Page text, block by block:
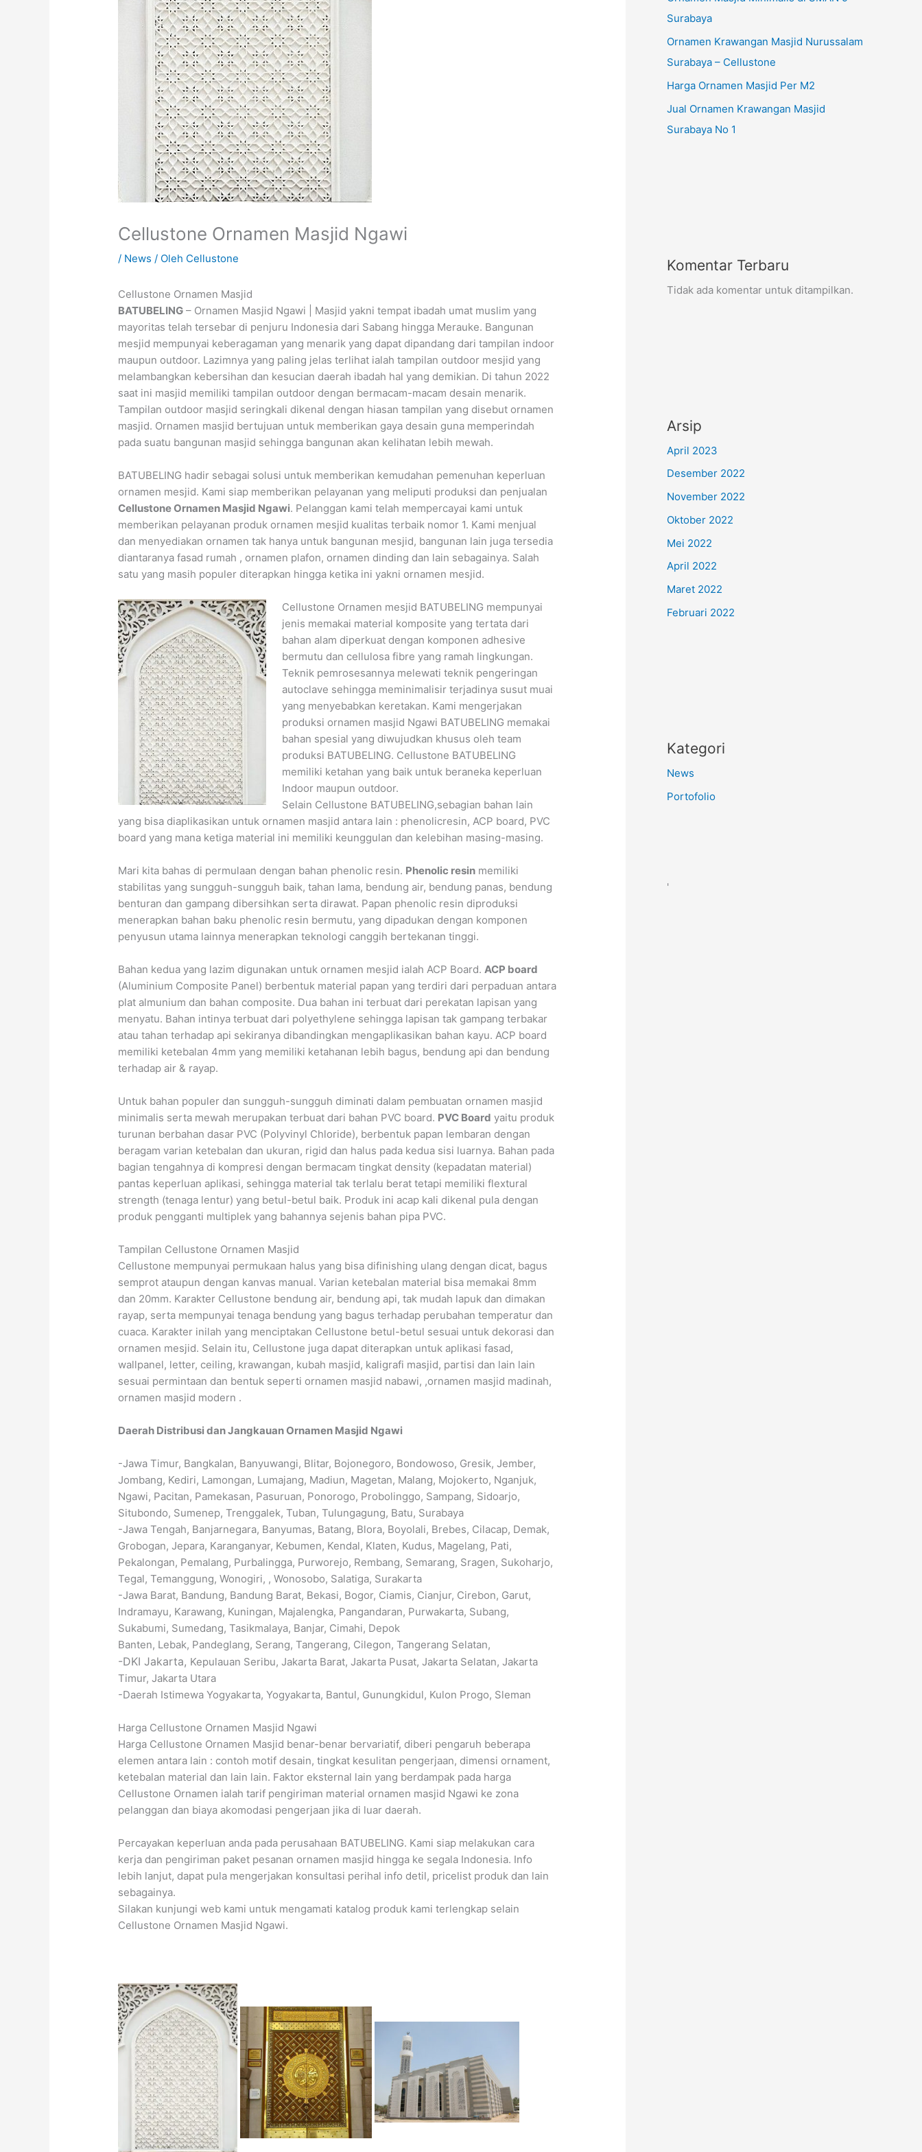
Cellustone Ornamen Masjid Ngawi
/ News / Oleh Cellustone
Cellustone Ornamen Masjid
BATUBELING – Ornamen Masjid Ngawi | Masjid yakni tempat ibadah umat muslim yang
mayoritas telah tersebar di penjuru Indonesia dari Sabang hingga Merauke. Bangunan
mesjid mempunyai keberagaman yang menarik yang dapat dipandang dari tampilan indoor
maupun outdoor. Lazimnya yang paling jelas terlihat ialah tampilan outdoor mesjid yang
melambangkan kebersihan dan kesucian daerah ibadah hal yang demikian. Di tahun 2022
saat ini masjid memiliki tampilan outdoor dengan bermacam-macam desain menarik.
Tampilan outdoor masjid seringkali dikenal dengan hiasan tampilan yang disebut ornamen
masjid. Ornamen masjid bertujuan untuk memberikan gaya desain guna memperindah
pada suatu bangunan masjid sehingga bangunan akan kelihatan lebih mewah.
BATUBELING hadir sebagai solusi untuk memberikan kemudahan pemenuhan keperluan
ornamen mesjid. Kami siap memberikan pelayanan yang meliputi produksi dan penjualan
Cellustone Ornamen Masjid Ngawi. Pelanggan kami telah mempercayai kami untuk
memberikan pelayanan produk ornamen mesjid kualitas terbaik nomor 1. Kami menjual
dan menyediakan ornamen tak hanya untuk bangunan mesjid, bangunan lain juga tersedia
diantaranya fasad rumah , ornamen plafon, ornamen dinding dan lain sebagainya. Salah
satu yang masih populer diterapkan hingga ketika ini yakni ornamen mesjid.
Cellustone Ornamen mesjid BATUBELING mempunyai
jenis memakai material komposite yang tertata dari
bahan alam diperkuat dengan komponen adhesive
bermutu dan cellulosa fibre yang ramah lingkungan.
Teknik pemrosesannya melewati teknik pengeringan
autoclave sehingga meminimalisir terjadinya susut muai
yang menyebabkan keretakan. Kami mengerjakan
produksi ornamen masjid Ngawi BATUBELING memakai
bahan spesial yang diwujudkan khusus oleh team
produksi BATUBELING. Cellustone BATUBELING
memiliki ketahan yang baik untuk beraneka keperluan
Indoor maupun outdoor.
Selain Cellustone BATUBELING,sebagian bahan lain
yang bisa diaplikasikan untuk ornamen masjid antara lain : phenolicresin, ACP board, PVC
board yang mana ketiga material ini memiliki keunggulan dan kelebihan masing-masing.
Mari kita bahas di permulaan dengan bahan phenolic resin. Phenolic resin memiliki
stabilitas yang sungguh-sungguh baik, tahan lama, bendung air, bendung panas, bendung
benturan dan gampang dibersihkan serta dirawat. Papan phenolic resin diproduksi
menerapkan bahan baku phenolic resin bermutu, yang dipadukan dengan komponen
penyusun utama lainnya menerapkan teknologi canggih bertekanan tinggi.
Bahan kedua yang lazim digunakan untuk ornamen mesjid ialah ACP Board. ACP board
(Aluminium Composite Panel) berbentuk material papan yang terdiri dari perpaduan antara
plat almunium dan bahan composite. Dua bahan ini terbuat dari perekatan lapisan yang
menyatu. Bahan intinya terbuat dari polyethylene sehingga lapisan tak gampang terbakar
atau tahan terhadap api sekiranya dibandingkan mengaplikasikan bahan kayu. ACP board
memiliki ketebalan 4mm yang memiliki ketahanan lebih bagus, bendung api dan bendung
terhadap air & rayap.
Untuk bahan populer dan sungguh-sungguh diminati dalam pembuatan ornamen masjid
minimalis serta mewah merupakan terbuat dari bahan PVC board. PVC Board yaitu produk
turunan berbahan dasar PVC (Polyvinyl Chloride), berbentuk papan lembaran dengan
beragam varian ketebalan dan ukuran, rigid dan halus pada kedua sisi luarnya. Bahan pada
bagian tengahnya di kompresi dengan bermacam tingkat density (kepadatan material)
pantas keperluan aplikasi, sehingga material tak terlalu berat tetapi memiliki flextural
strength (tenaga lentur) yang betul-betul baik. Produk ini acap kali dikenal pula dengan
produk pengganti multiplek yang bahannya sejenis bahan pipa PVC.
Tampilan Cellustone Ornamen Masjid
Cellustone mempunyai permukaan halus yang bisa difinishing ulang dengan dicat, bagus
semprot ataupun dengan kanvas manual. Varian ketebalan material bisa memakai 8mm
dan 20mm. Karakter Cellustone bendung air, bendung api, tak mudah lapuk dan dimakan
rayap, serta mempunyai tenaga bendung yang bagus terhadap perubahan temperatur dan
cuaca. Karakter inilah yang menciptakan Cellustone betul-betul sesuai untuk dekorasi dan
ornamen mesjid. Selain itu, Cellustone juga dapat diterapkan untuk aplikasi fasad,
wallpanel, letter, ceiling, krawangan, kubah masjid, kaligrafi masjid, partisi dan lain lain
sesuai permintaan dan bentuk seperti ornamen masjid nabawi, ,ornamen masjid madinah,
ornamen masjid modern .
Daerah Distribusi dan Jangkauan Ornamen Masjid Ngawi
-Jawa Timur, Bangkalan, Banyuwangi, Blitar, Bojonegoro, Bondowoso, Gresik, Jember,
Jombang, Kediri, Lamongan, Lumajang, Madiun, Magetan, Malang, Mojokerto, Nganjuk,
Ngawi, Pacitan, Pamekasan, Pasuruan, Ponorogo, Probolinggo, Sampang, Sidoarjo,
Situbondo, Sumenep, Trenggalek, Tuban, Tulungagung, Batu, Surabaya
-Jawa Tengah, Banjarnegara, Banyumas, Batang, Blora, Boyolali, Brebes, Cilacap, Demak,
Grobogan, Jepara, Karanganyar, Kebumen, Kendal, Klaten, Kudus, Magelang, Pati,
Pekalongan, Pemalang, Purbalingga, Purworejo, Rembang, Semarang, Sragen, Sukoharjo,
Tegal, Temanggung, Wonogiri, , Wonosobo, Salatiga, Surakarta
-Jawa Barat, Bandung, Bandung Barat, Bekasi, Bogor, Ciamis, Cianjur, Cirebon, Garut,
Indramayu, Karawang, Kuningan, Majalengka, Pangandaran, Purwakarta, Subang,
Sukabumi, Sumedang, Tasikmalaya, Banjar, Cimahi, Depok
Banten, Lebak, Pandeglang, Serang, Tangerang, Cilegon, Tangerang Selatan,
-DKI Jakarta, Kepulauan Seribu, Jakarta Barat, Jakarta Pusat, Jakarta Selatan, Jakarta
Timur, Jakarta Utara
-Daerah Istimewa Yogyakarta, Yogyakarta, Bantul, Gunungkidul, Kulon Progo, Sleman
Harga Cellustone Ornamen Masjid Ngawi
Harga Cellustone Ornamen Masjid benar-benar bervariatif, diberi pengaruh beberapa
elemen antara lain : contoh motif desain, tingkat kesulitan pengerjaan, dimensi ornament,
ketebalan material dan lain lain. Faktor eksternal lain yang berdampak pada harga
Cellustone Ornamen ialah tarif pengiriman material ornamen masjid Ngawi ke zona
pelanggan dan biaya akomodasi pengerjaan jika di luar daerah.
Percayakan keperluan anda pada perusahaan BATUBELING. Kami siap melakukan cara
kerja dan pengiriman paket pesanan ornamen masjid hingga ke segala Indonesia. Info
lebih lanjut, dapat pula mengerjakan konsultasi perihal info detil, pricelist produk dan lain
sebagainya.
Silakan kunjungi web kami untuk mengamati katalog produk kami terlengkap selain
Cellustone Ornamen Masjid Ngawi.
Surabaya
Ornamen Krawangan Masjid Nurussalam
Surabaya – Cellustone
Harga Ornamen Masjid Per M2
Jual Ornamen Krawangan Masjid
Surabaya No 1
Komentar Terbaru
Tidak ada komentar untuk ditampilkan.
Arsip
April 2023
Desember 2022
November 2022
Oktober 2022
Mei 2022
April 2022
Maret 2022
Februari 2022
Kategori
News
Portofolio
'